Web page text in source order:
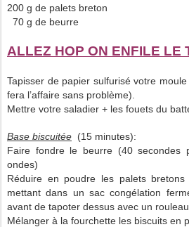
200 g de palets breton
70 g de beurre
ALLEZ HOP ON ENFILE LE
Tapisser de papier sulfurisé votre
fera l’affaire sans problème).
Mettre votre saladier + les fouets du
Base biscuitée (15 minutes):
Faire fondre le beurre (40 secondes
ondes)
Réduire en poudre les palets
mettant dans un sac congélation
avant de tapoter dessus avec un
Mélanger à la fourchette les biscuits en